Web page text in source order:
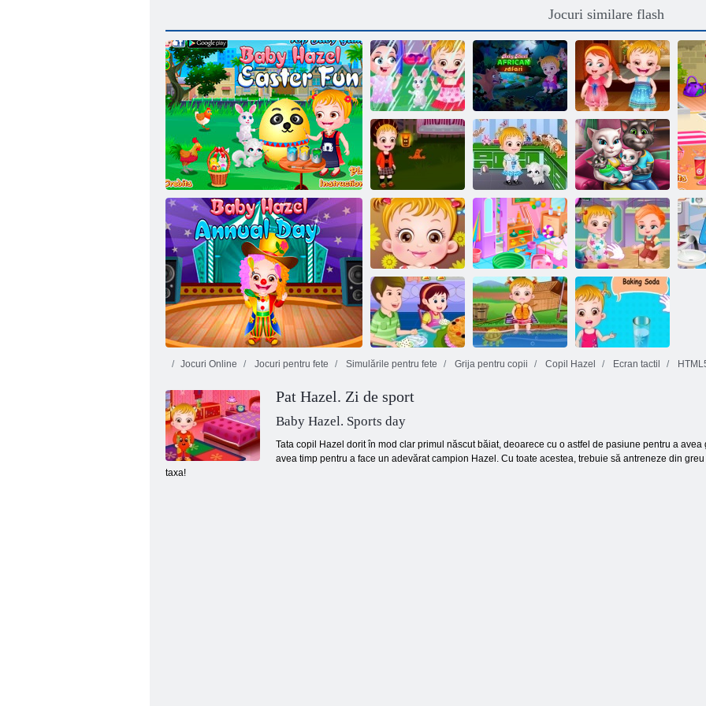
Jocuri similare flash
Copil Hazel Easter Fun
Copil Hazel
Prima ploaie
Copil Hazel:
safari african
Hazel copil
învață maniere
Pat Hazel
dovleac Party
Pat Hazel:
Descoperă
animalele
Angela Ziua
gemeni de
familie
Copii Fun Ora
Hazel copil la
plaja
Copil Hazel
Goldfish
Tort de coacere
Apple a
Jocuri Online Jocuri pentru fete Simulările pentru fete Grija pentru copii Copil Hazel Ecran tactil
Pat Hazel. Zi de sport
Baby Hazel. Sports day
Tata copil Hazel dorit în mod clar primul născut băiat, deoarece cu o astfel de pasiune pentru a
avea timp pentru a face un adevărat campion Hazel. Cu toate acestea, trebuie să antreneze din
taxa!